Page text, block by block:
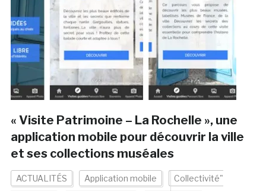
« Visite Patrimoine – La Rochelle », une
application mobile pour découvrir la ville
et ses collections muséales
ACTUALITÉS Application mobile Collectivité"